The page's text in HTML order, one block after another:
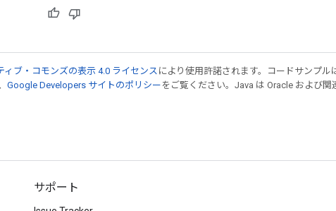
ィブ・コモンズの表示 4.0 ライセンス により使用許諾されます。コードサンプル
Google Developers サイトのポリシー をご覧ください。Java は Oracle および関
サポート